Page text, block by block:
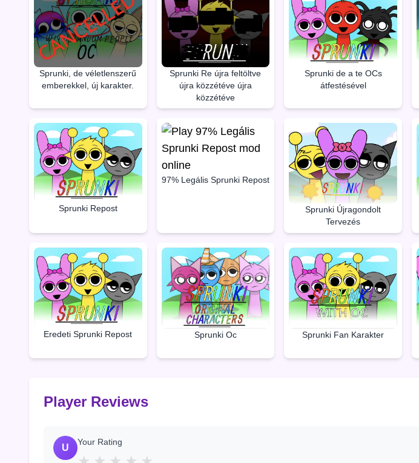
Sprunki, de véletlenszerű
emberekkel, új karakter.
Sprunki Re újra feltöltve
újra közzétéve újra
közzétéve
Sprunki de a te OCs
átfestésével
Sprunki Repost
97% Legális Sprunki Repost
Sprunki Újragondolt
Tervezés
Eredeti Sprunki Repost Sprunki Oc Sprunki Fan Karakter
Player Reviews
U
Your Rating